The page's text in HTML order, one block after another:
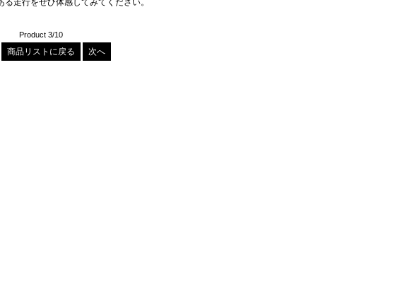
Product 3/10
商品リストに戻る 次へ